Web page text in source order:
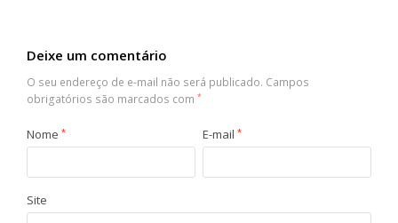
Deixe um comentário
O seu endereço de e-mail não será publicado. Campos
obrigatórios são marcados com *
Nome * E-mail *
Site